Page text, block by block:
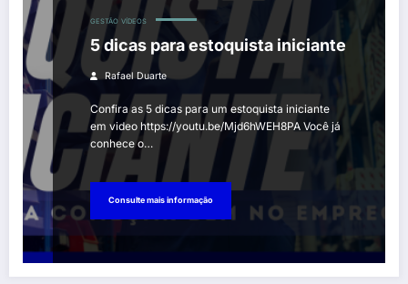
GESTÃO VÍDEOS
5 dicas para estoquista iniciante
Rafael Duarte
Confira as 5 dicas para um estoquista iniciante
em video https://youtu.be/Mjd6hWEH8PA Você já
conhece o…
Consulte mais informação